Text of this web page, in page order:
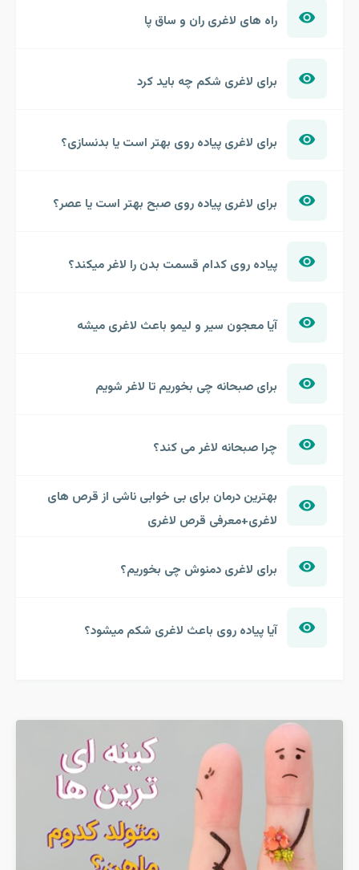
راه های لاغری ران و ساق پا
برای لاغری شکم چه باید کرد
برای لاغری پیاده روی بهتر است یا بدنسازی؟
برای لاغری پیاده روی صبح بهتر است یا عصر؟
پیاده روی کدام قسمت بدن را لاغر میکند؟
آیا معجون سیر و لیمو باعث لاغری میشه
برای صبحانه چی بخوریم تا لاغر شویم
چرا صبحانه لاغر می کند؟
بهترین درمان برای بی خوابی ناشی از قرص های
لاغری+معرفی قرص لاغری
برای لاغری دمنوش چی بخوریم؟
آیا پیاده روی باعث لاغری شکم میشود؟